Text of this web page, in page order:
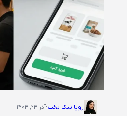
رویا نیک بخت·آذر ۲۴, ۱۴۰۴